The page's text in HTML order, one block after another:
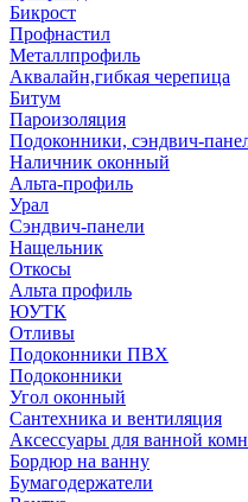
Бикрост
Профнастил
Металлпрофиль
Аквалайн,гибкая черепица
Битум
Пароизоляция
Подоконники, сэндвич-
Наличник оконный
Альта-профиль
Урал
Сэндвич-панели
Нащельник
Откосы
Альта профиль
ЮУТК
Отливы
Подоконники ПВХ
Подоконники
Угол оконный
Сантехника и вентиляция
Аксессуары для ванной
Бордюр на ванну
Бумагодержатели